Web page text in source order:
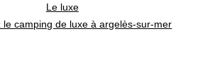
Le luxe
le camping de luxe à argelès-sur-mer